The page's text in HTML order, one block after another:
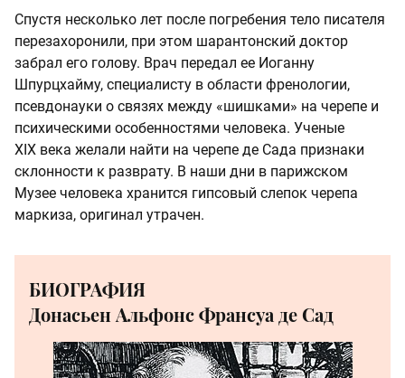
Спустя несколько лет после погребения тело писателя
перезахоронили, при этом шарантонский доктор
забрал его голову. Врач передал ее Иоганну
Шпурцхайму, специалисту в области френологии,
псевдонауки о связях между «шишками» на черепе и
психическими особенностями человека. Ученые
XIX века желали найти на черепе де Сада признаки
склонности к разврату. В наши дни в парижском
Музее человека хранится гипсовый слепок черепа
маркиза, оригинал утрачен.
БИОГРАФИЯ
Донасьен Альфонс Франсуа де Сад